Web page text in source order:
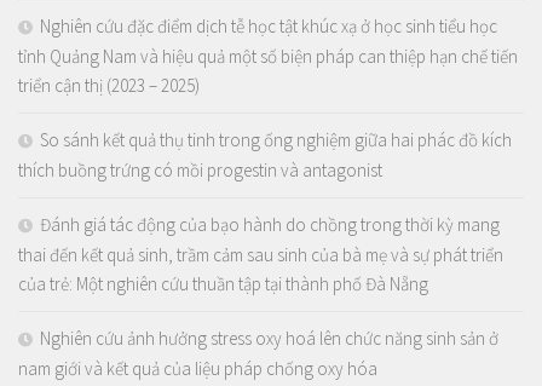
Nghiên cứu đặc điểm dịch tễ học tật khúc xạ ở học sinh tiểu học
tỉnh Quảng Nam và hiệu quả một số biện pháp can thiệp hạn chế tiến
triển cận thị (2023 – 2025)
So sánh kết quả thụ tinh trong ống nghiệm giữa hai phác đồ kích
thích buồng trứng có mồi progestin và antagonist
Đánh giá tác động của bạo hành do chồng trong thời kỳ mang
thai đến kết quả sinh, trầm cảm sau sinh của bà mẹ và sự phát triển
của trẻ: Một nghiên cứu thuần tập tại thành phố Đà Nẵng
Nghiên cứu ảnh hưởng stress oxy hoá lên chức năng sinh sản ở
nam giới và kết quả của liệu pháp chống oxy hóa